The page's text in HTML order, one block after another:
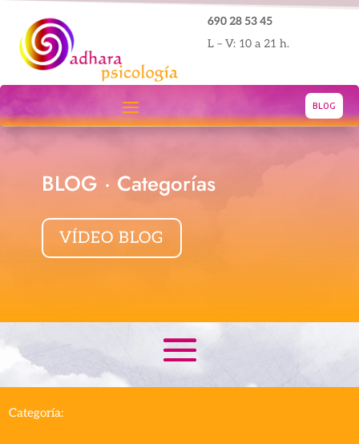
690 28 53 45
L – V: 10 a 21 h.
BLOG
BLOG · Categorías
VÍDEO BLOG
Categoría: